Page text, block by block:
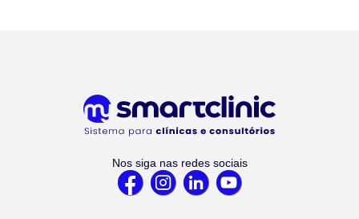
Nos siga nas redes sociais